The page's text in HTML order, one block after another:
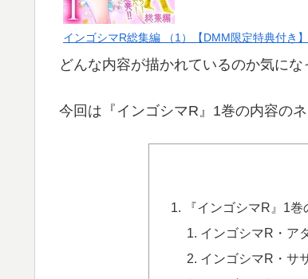
インゴシマR総集編 （1）【DMM限定特典付き】
どんな内容が描かれているのか気にな
今回は『インゴシマR』1巻の内容のネ
『インゴシマR』1
インゴシマR・ア
インゴシマR・サ